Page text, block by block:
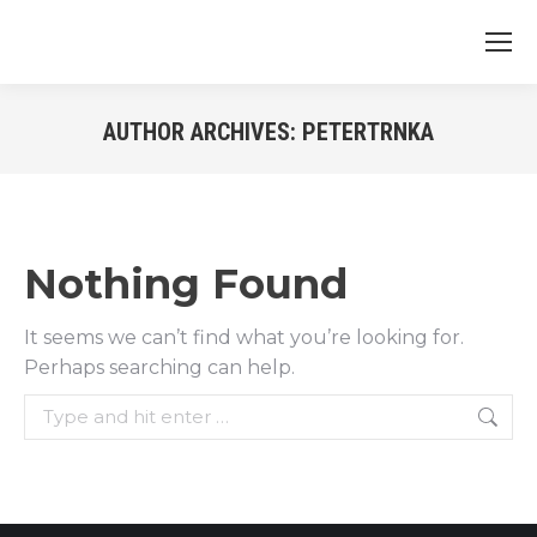
AUTHOR ARCHIVES: PETERTRNKA
Nothing Found
It seems we can’t find what you’re looking for.
Perhaps searching can help.
Search: